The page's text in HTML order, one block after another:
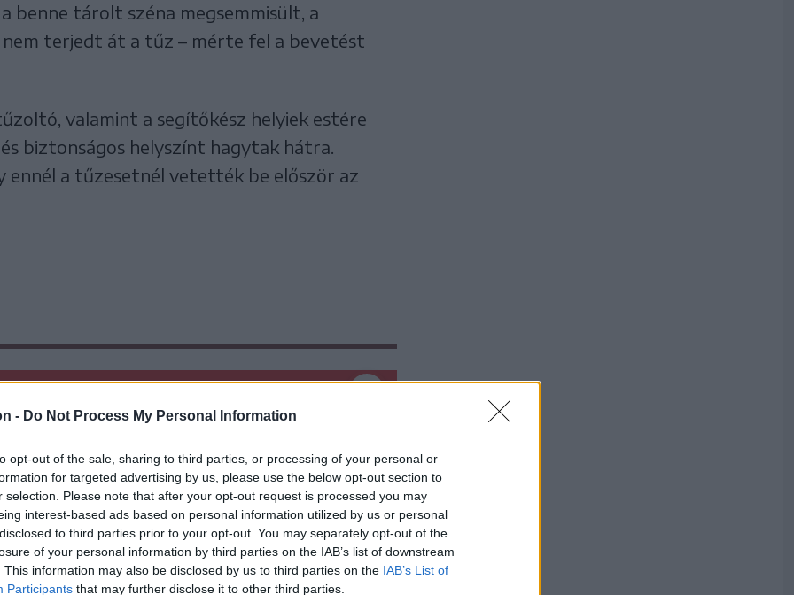
- Do Not Process My Personal Information
opt-out of the sale, sharing to third parties, or processing of your personal or
for targeted advertising by us, please use the below opt-out section to
selection. Please note that after your opt-out request is processed you may
interest-based ads based on personal information utilized by us or personal
to third parties prior to your opt-out. You may separately opt-out of the
of your personal information by third parties on the IAB’s list of downstream
This information may also be disclosed by us to third parties on the IAB’s List of
Participants that may further disclose it to other third parties.
benne tárolt széna megsemmisült, a
terjedt át a tűz – mérte fel a bevetést
valamint a segítőkész helyiek estére
biztonságos helyszínt hagytak hátra.
ennél a tűzesetnél vetették be először az